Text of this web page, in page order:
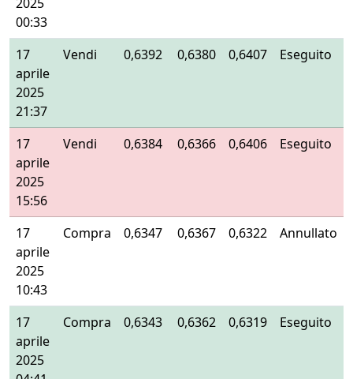
00:33
17
aprile
2025
21:37
Vendi 0,6392 0,6380 0,6407 Eseguito
17
aprile
2025
15:56
Vendi 0,6384 0,6366 0,6406 Eseguito
17
aprile
2025
10:43
Compra 0,6347 0,6367 0,6322 Annullato
17
aprile
2025
Compra 0,6343 0,6362 0,6319 Eseguito